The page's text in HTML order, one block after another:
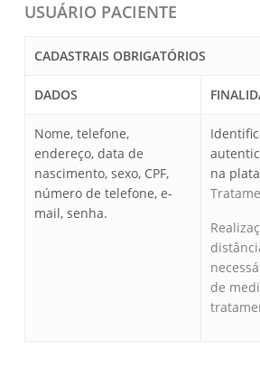
USUÁRIO PACIENTE
CADASTRAIS OBRIGATÓRIOS
DADOS
Nome, telefone,
endereço, data de
nascimento, sexo, CPF,
número de telefone, e-
mail, senha.
na
de